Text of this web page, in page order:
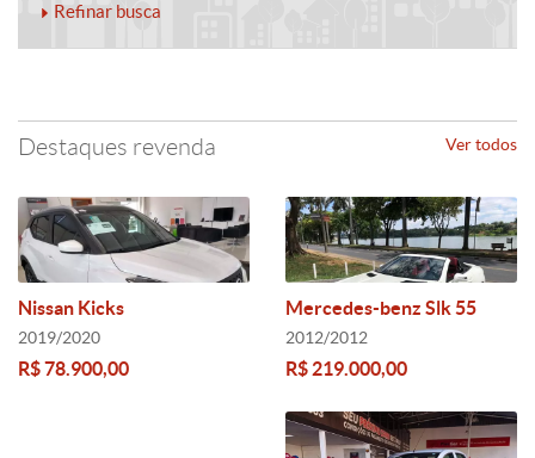
Refinar busca
Destaques revenda Ver todos
Nissan Kicks
2019/2020
R$ 78.900,00
Mercedes-benz Slk 55
2012/2012
R$ 219.000,00